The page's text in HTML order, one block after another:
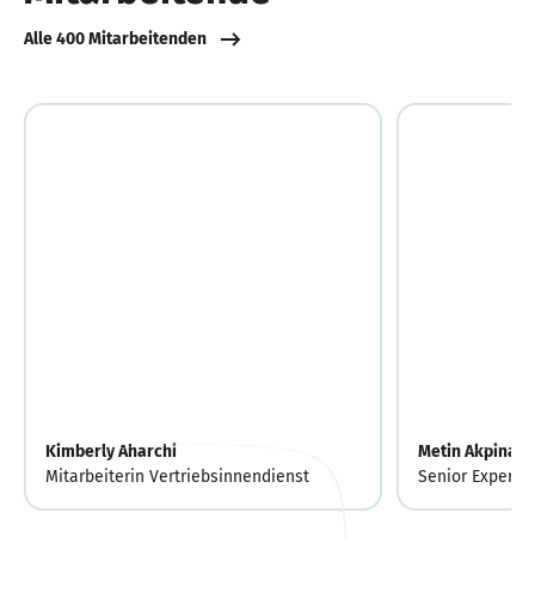
Alle 400 Mitarbeitenden
Kimberly Aharchi
Mitarbeiterin Vertriebsinnendienst
Metin Akpinar
Senior Expert